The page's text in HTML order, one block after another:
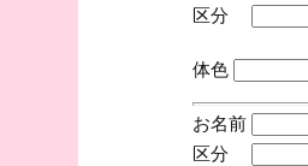
区分
(
体色
お名前
区分